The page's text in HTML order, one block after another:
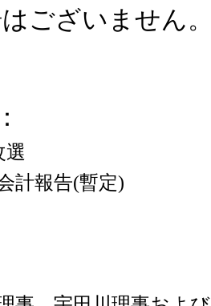
ございません
選
計報告(暫定)